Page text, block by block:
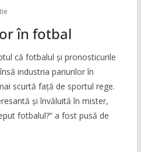
în fotbal
că fotbalul și pronosticurile
industria pariurilor în
scurtă față de sportul rege.
și învăluită în mister,
fotbalul?” a fost pusă de